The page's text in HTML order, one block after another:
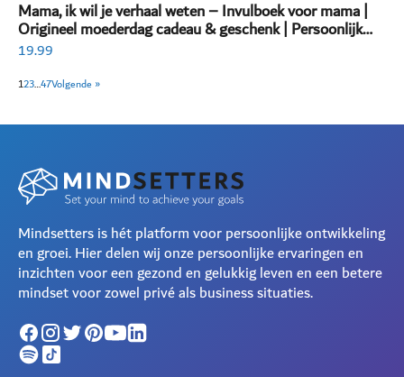
Mama, ik wil je verhaal weten – Invulboek voor mama |
Origineel moederdag cadeau & geschenk | Persoonlijk
invulboek volwassenen
19.99
123…47Volgende »
Mindsetters is hét platform voor persoonlijke ontwikkeling
en groei. Hier delen wij onze persoonlijke ervaringen en
inzichten voor een gezond en gelukkig leven en een betere
mindset voor zowel privé als business situaties.